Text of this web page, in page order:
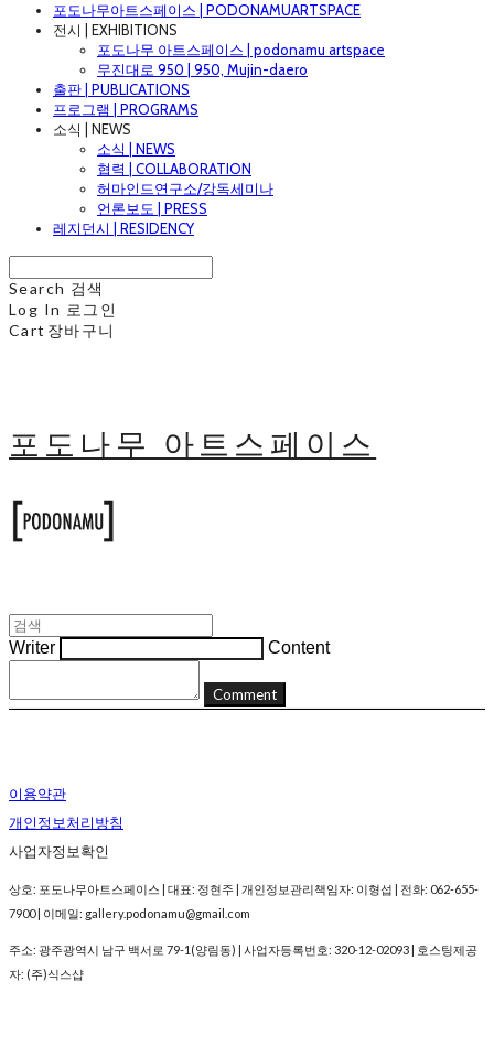
포도나무아트스페이스 | PODONAMUARTSPACE
전시 | EXHIBITIONS
포도나무 아트스페이스 | podonamu artspace
무진대로 950 | 950, Mujin-daero
출판 | PUBLICATIONS
프로그램 | PROGRAMS
소식 | NEWS
소식 | NEWS
협력 | COLLABORATION
허마인드연구소/강독세미나
언론보도 | PRESS
레지던시 | RESIDENCY
Search 검색
Log In 로그인
Cart 장바구니
포도나무 아트스페이스
Writer Content
Comment
이용약관
개인정보처리방침
사업자정보확인
상호: 포도나무아트스페이스 | 대표: 정현주 | 개인정보관리책임자: 이형섭 | 전화: 062-655-
7900 | 이메일: gallery.podonamu@gmail.com
주소: 광주광역시 남구 백서로 79-1(양림동) | 사업자등록번호: 320-12-02093 | 호스팅제공
자: (주)식스샵